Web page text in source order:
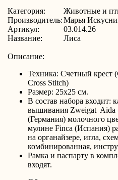
Категория:
Животные и
Производитель:Марья
Артикул:
03.014.26
Название:
Лиса
Описание:
Техника: Счетный крест
Cross Stitch)
Размер: 25x25 см.
В состав набора входит:
вышивания Zweigat Aida
(Германия) молочного
мулине Finca (Испания)
на органайзере, игла,
комбинированная,
Рамка и паспарту в
входят.